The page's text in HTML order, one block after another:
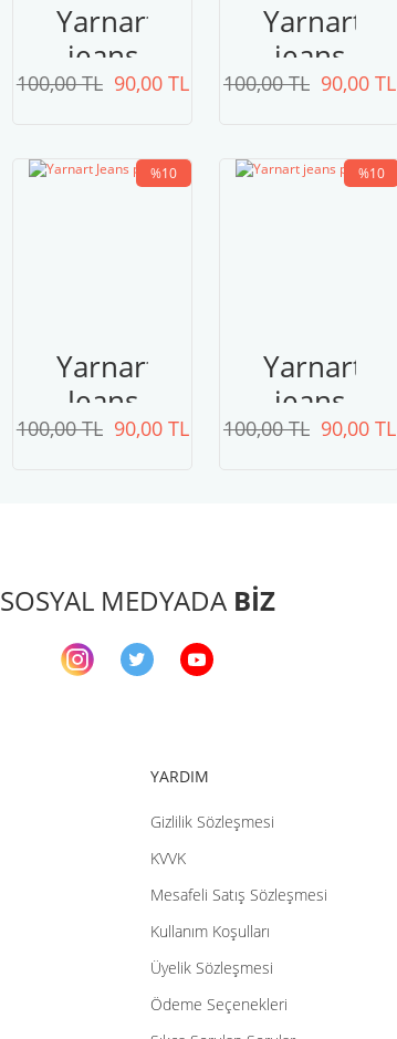
Yarnart
jeans
plus90,00 TL
100,00 TL
Yarnart
jeans
plus90,00 TL
100,00 TL
%10
Yarnart
Jeans
plus90,00 TL
100,00 TL
%10
Yarnart
jeans
plus90,00 TL
100,00 TL
SOSYAL MEDYADA BİZ
YARDIM
Gizlilik Sözleşmesi
KVVK
Mesafeli Satış Sözleşmesi
Kullanım Koşulları
Üyelik Sözleşmesi
Ödeme Seçenekleri